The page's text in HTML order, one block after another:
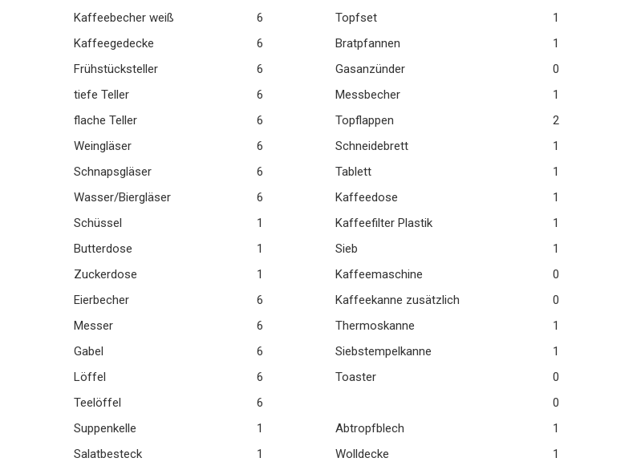
Kaffeebecher weiß
6 Topfset 1
Kaffeegedecke
6 Bratpfannen 1
Frühstücksteller
6 Gasanzünder 0
tiefe Teller
6 Messbecher 1
flache Teller
6 Topflappen 2
Weingläser
6 Schneidebrett 1
Schnapsgläser
6 Tablett 1
Wasser/Biergläser
6 Kaffeedose 1
Schüssel
1 Kaffeefilter Plastik 1
Butterdose
1 Sieb 1
Zuckerdose
1 Kaffeemaschine 0
Eierbecher
6 Kaffeekanne zusätzlich 0
Messer
6 Thermoskanne 1
Gabel
6 Siebstempelkanne 1
Löffel
6 Toaster 0
Teelöffel
6 0
Suppenkelle
1 Abtropfblech 1
Salatbesteck
1 Wolldecke 1